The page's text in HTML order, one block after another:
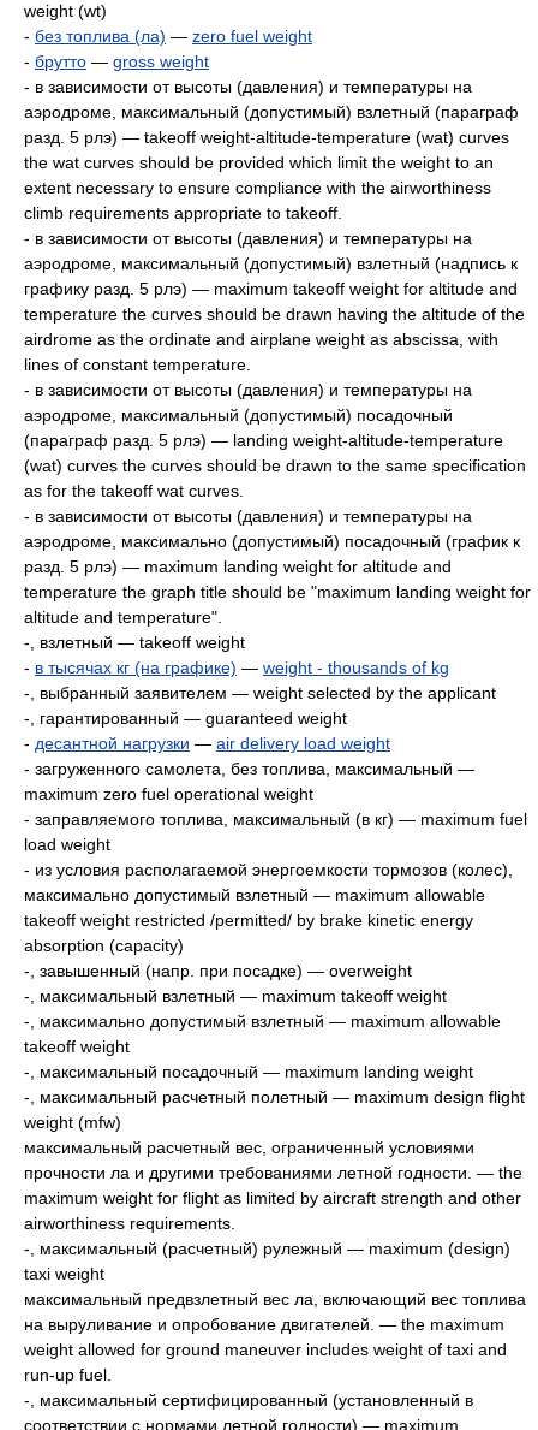
weight (wt)
- без топлива (ла) — zero fuel weight
- брутто — gross weight
- в зависимости от высоты (давления) и температуры на
аэродроме, максимальный (допустимый) взлетный (параграф
разд. 5 рлэ) — takeoff weight-altitude-temperature (wat) curves
the wat curves should be provided which limit the weight to an
extent necessary to ensure compliance with the airworthiness
climb requirements appropriate to takeoff.
- в зависимости от высоты (давления) и температуры на
аэродроме, максимальный (допустимый) взлетный (надпись к
графику разд. 5 рлэ) — maximum takeoff weight for altitude and
temperature the curves should be drawn having the altitude of the
airdrome as the ordinate and airplane weight as abscissa, with
lines of constant temperature.
- в зависимости от высоты (давления) и температуры на
аэродроме, максимальный (допустимый) посадочный
(параграф разд. 5 рлэ) — landing weight-altitude-temperature
(wat) curves the curves should be drawn to the same specification
as for the takeoff wat curves.
- в зависимости от высоты (давления) и температуры на
аэродроме, максимально (допустимый) посадочный (график к
разд. 5 рлэ) — maximum landing weight for altitude and
temperature the graph title should be "maximum landing weight for
altitude and temperature".
-, взлетный — takeoff weight
- в тысячах кг (на графике) — weight - thousands of kg
-, выбранный заявителем — weight selected by the applicant
-, гарантированный — guaranteed weight
- десантной нагрузки — air delivery load weight
- загруженного самолета, без топлива, максимальный —
maximum zero fuel operational weight
- заправляемого топлива, максимальный (в кг) — maximum fuel
load weight
- из условия располагаемой энергоемкости тормозов (колес),
максимально допустимый взлетный — maximum allowable
takeoff weight restricted /permitted/ by brake kinetic energy
absorption (capacity)
-, завышенный (напр. при посадке) — overweight
-, максимальный взлетный — maximum takeoff weight
-, максимально допустимый взлетный — maximum allowable
takeoff weight
-, максимальный посадочный — maximum landing weight
-, максимальный расчетный полетный — maximum design flight
weight (mfw)
максимальный расчетный вес, ограниченный условиями
прочности ла и другими требованиями летной годности. — the
maximum weight for flight as limited by aircraft strength and other
airworthiness requirements.
-, максимальный (расчетный) рулежный — maximum (design)
taxi weight
максимальный предвзлетный вес ла, включающий вес топлива
на выруливание и опробование двигателей. — the maximum
weight allowed for ground maneuver includes weight of taxi and
run-up fuel.
-, максимальный сертифицированный (установленный в
соответствии с нормами летной годности) — maximum